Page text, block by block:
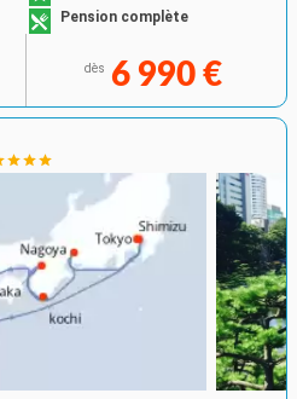
Pension complète
dès 6 990 €